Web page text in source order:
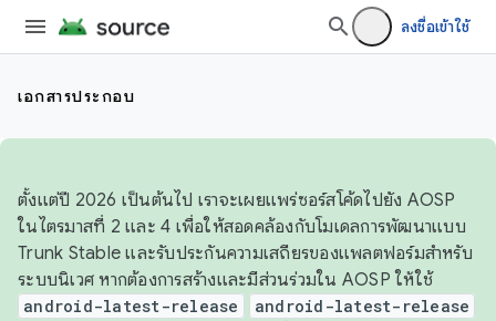
ลงชื่อเข้าใช้
เอกสารประกอบ
ตั้งแต่ปี 2026 เป็นต้นไป เราจะเผยแพร่ซอร์สโค้ดไปยัง AOSP
ในไตรมาสที่ 2 และ 4 เพื่อให้สอดคล้องกับโมเดลการพัฒนาแบบ
Trunk Stable และรับประกันความเสถียรของแพลตฟอร์มสำหรับ
ระบบนิเวศ หากต้องการสร้างและมีส่วนร่วมใน AOSP ให้ใช้
android-latest-release android-latest-release